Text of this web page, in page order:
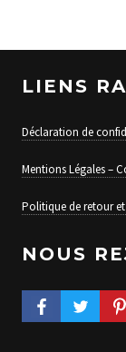
LIENS
Déclaration de
Mentions Légales –
Politique de retour
NOUS
FACEBOOK PROFILE
TWITTER